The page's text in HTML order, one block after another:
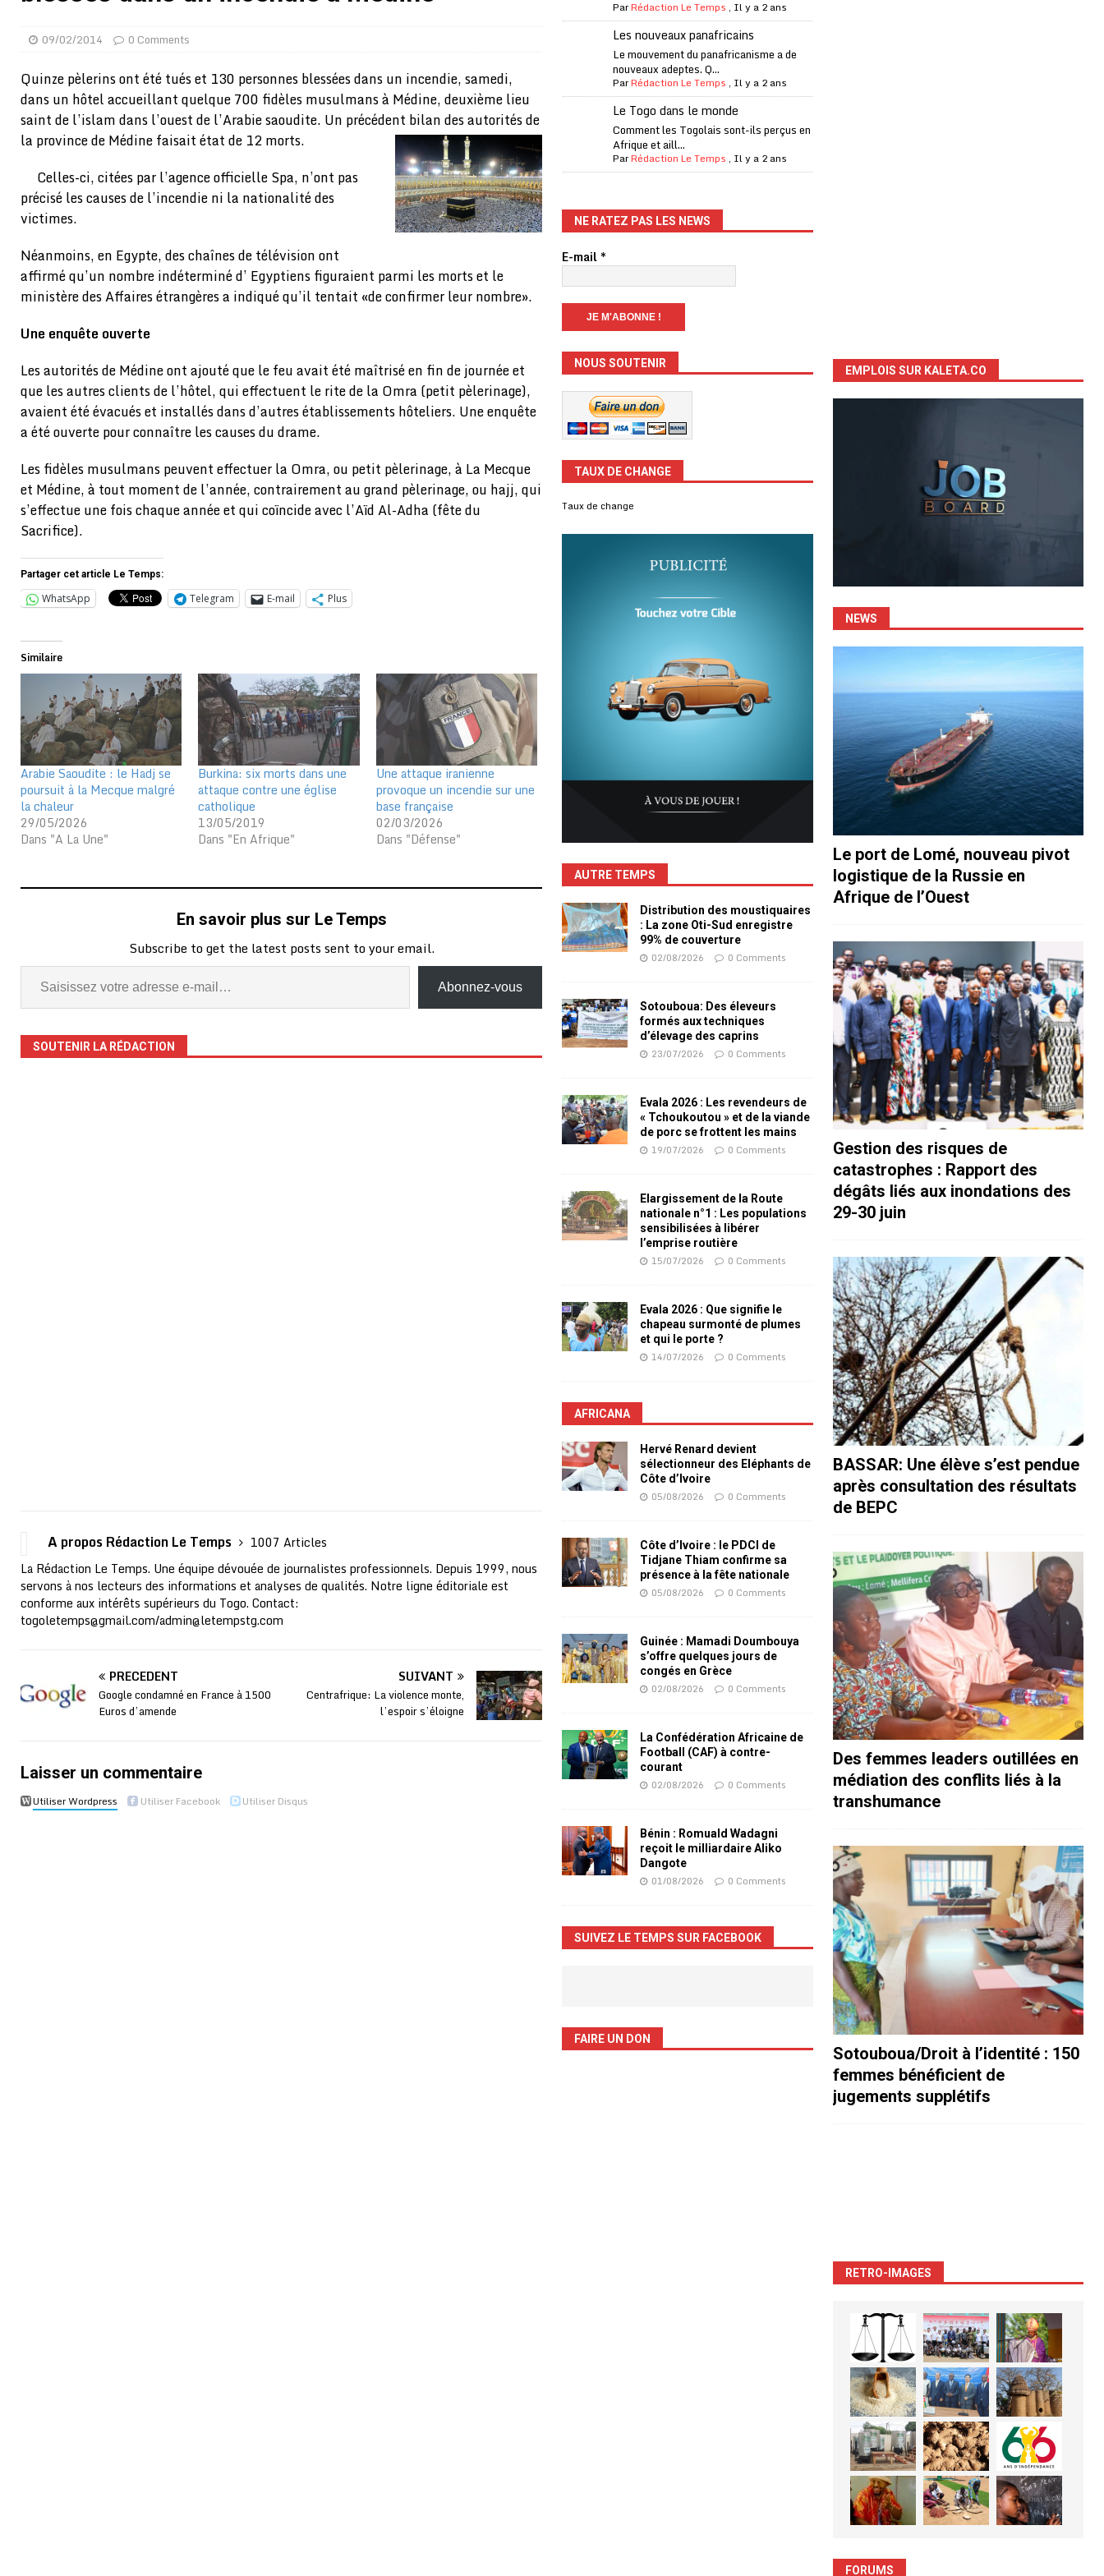
A LA UNE
[ 02/08/2026 ] La Confédération Africaine de Football (CAF) à contre-courant
[ 01/08/2026 ]
Quatre candidats à la succession d’Infantino à la tête de la FIFA
[ 01/08/2026 ] Bénin : Romuald Wadagni reçoit le milliardaire Aliko Dangote
A LA UNE
[ 31/07/2026 ] Niger : le FMI débloque une bouffée d’oxygène financière
ECONOMIE
Franco Baresi, légendaire défenseur de l’Italie et de l’AC Milan, est mort à 66 ans
A LA UNE
[ 31/07/2026 ] Benjamin Mendy a vendu aux enchères son trophée de la Coupe du monde
A LA UNE
BUSINESS
[ 30/07/2026 ] Mali : au moins 19 soldats exécutés, Amnesty International exige une enquête
09/02/2014 0 Comments
Quinze pèlerins ont été tués et 130 personnes blessées dans un incendie, samedi,
dans un hôtel accueillant quelque 700 fidèles musulmans à Médine, deuxième lieu
saint de l’islam dans l’ouest de l’Arabie saoudite. Un précédent bilan des autorités de
la province de Médine faisait état de 12 morts.
Celles-ci, citées par l’agence officielle Spa, n’ont pas
précisé les causes de l’incendie ni la nationalité des
victimes.
Néanmoins, en Egypte, des chaînes de télévision ont
affirmé qu’un nombre indéterminé d’ Egyptiens figuraient parmi les morts et le
ministère des Affaires étrangères a indiqué qu’il tentait «de confirmer leur nombre».
Une enquête ouverte
Les autorités de Médine ont ajouté que le feu avait été maîtrisé en fin de journée et
que les autres clients de l’hôtel, qui effectuent le rite de la Omra (petit pèlerinage),
avaient été évacués et installés dans d’autres établissements hôteliers. Une enquête
a été ouverte pour connaître les causes du drame.
Les fidèles musulmans peuvent effectuer la Omra, ou petit pèlerinage, à La Mecque
et Médine, à tout moment de l’année, contrairement au grand pèlerinage, ou hajj, qui
s’effectue une fois chaque année et qui coïncide avec l’Aïd Al-Adha (fête du
Sacrifice).
Partager cet article Le Temps:
WhatsApp Telegram E-mail Plus
Similaire
Arabie Saoudite : le Hadj se
poursuit à la Mecque malgré
la chaleur
29/05/2026
Dans "A La Une"
Burkina: six morts dans une
attaque contre une église
catholique
13/05/2019
Dans "En Afrique"
Une attaque iranienne
provoque un incendie sur une
base française
02/03/2026
Dans "Défense"
En savoir plus sur Le Temps
Subscribe to get the latest posts sent to your email.
Abonnez-vous
SOUTENIR LA RÉDACTION
A propos Rédaction Le Temps
1007 Articles
La Rédaction Le Temps. Une équipe dévouée de journalistes professionnels. Depuis 1999, nous
servons à nos lecteurs des informations et analyses de qualités. Notre ligne éditoriale est
conforme aux intérêts supérieurs du Togo. Contact:
togoletemps@gmail.com/admin@letempstg.com
PRÉCÉDENT
Google condamné en France à 1500
Euros d’amende
SUIVANT
Centrafrique: La violence monte,
l’espoir s’éloigne
Laisser un commentaire
Utiliser Wordpress Utiliser Facebook Utiliser Disqus
ParRédaction Le Temps , Il y a 2 ans
Les nouveaux panafricains
Le mouvement du panafricanisme a de
nouveaux adeptes. Q...
ParRédaction Le Temps , Il y a 2 ans
Le Togo dans le monde
Comment les Togolais sont-ils perçus en
Afrique et aill...
ParRédaction Le Temps , Il y a 2 ans
NE RATEZ PAS LES NEWS
E-mail*
NOUS SOUTENIR
TAUX DE CHANGE
Taux de change
AUTRE TEMPS
Distribution des moustiquaires
: La zone Oti-Sud enregistre
99% de couverture
02/08/2026 0 Comments
Sotouboua: Des éleveurs
formés aux techniques
d’élevage des caprins
23/07/2026 0 Comments
Evala 2026 : Les revendeurs de
« Tchoukoutou » et de la viande
de porc se frottent les mains
19/07/2026 0 Comments
Elargissement de la Route
nationale n°1 : Les populations
sensibilisées à libérer
l’emprise routière
15/07/2026 0 Comments
Evala 2026 : Que signifie le
chapeau surmonté de plumes
et qui le porte ?
14/07/2026 0 Comments
AFRICANA
Hervé Renard devient
sélectionneur des Eléphants de
Côte d’Ivoire
05/08/2026 0 Comments
Côte d’Ivoire : le PDCI de
Tidjane Thiam confirme sa
présence à la fête nationale
05/08/2026 0 Comments
Guinée : Mamadi Doumbouya
s’offre quelques jours de
congés en Grèce
02/08/2026 0 Comments
La Confédération Africaine de
Football (CAF) à contre-
courant
02/08/2026 0 Comments
Bénin : Romuald Wadagni
reçoit le milliardaire Aliko
Dangote
01/08/2026 0 Comments
SUIVEZ LE TEMPS SUR FACEBOOK
FAIRE UN DON
EMPLOIS SUR KALETA.CO
NEWS
Le port de Lomé, nouveau pivot
logistique de la Russie en
Afrique de l’Ouest
Gestion des risques de
catastrophes : Rapport des
dégâts liés aux inondations des
29-30 juin
BASSAR: Une élève s’est pendue
après consultation des résultats
de BEPC
Des femmes leaders outillées en
médiation des conflits liés à la
transhumance
Sotouboua/Droit à l’identité : 150
femmes bénéficient de
jugements supplétifs
RETRO-IMAGES
FORUMS